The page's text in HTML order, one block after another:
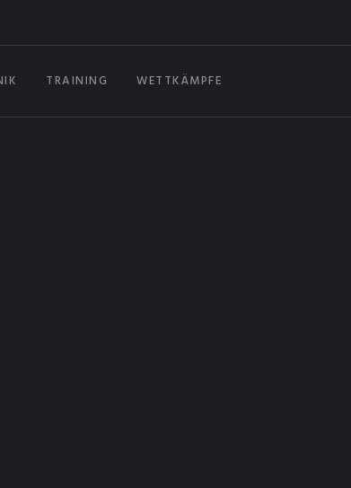
TRAINING WETTKÄMPFE